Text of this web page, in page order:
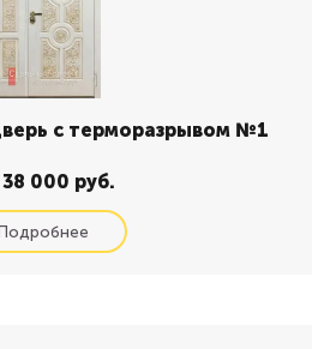
с терморазрывом №1
000 руб.